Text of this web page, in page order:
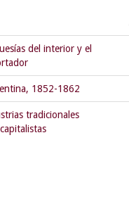
del interior y el
1852-1862
tradicionales